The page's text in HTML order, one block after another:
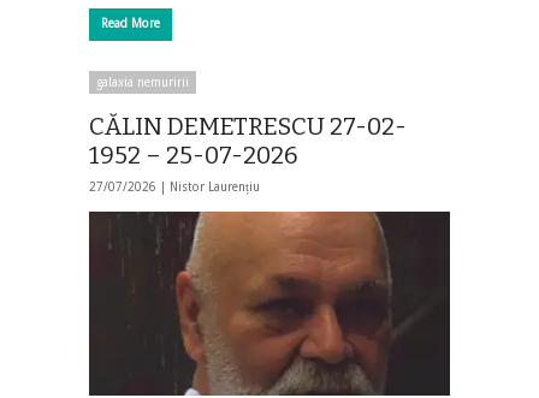
Read More
galaxia nemuririi
CĂLIN DEMETRESCU 27-02-
1952 – 25-07-2026
27/07/2026 | Nistor Laurențiu